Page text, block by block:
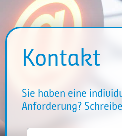
Kontakt
Sie haben eine
Anforderung?